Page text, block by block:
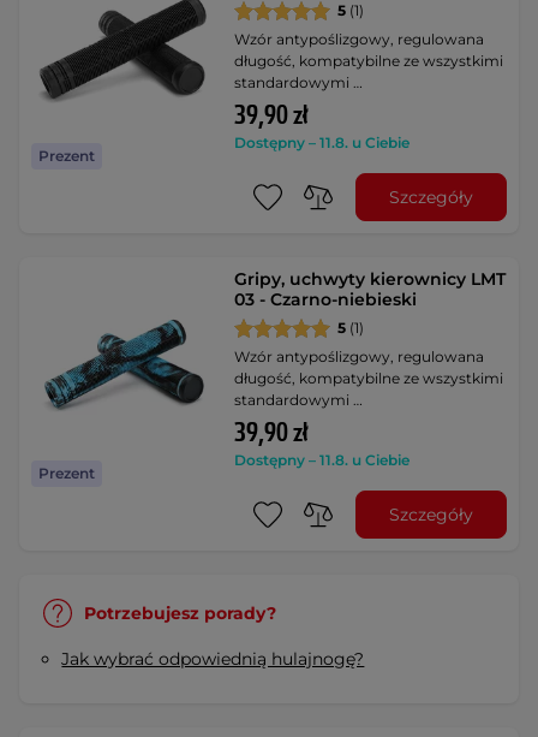
Prezent
5 (1)
Wzór antypoślizgowy, regulowana
długość, kompatybilne ze wszystkimi
standardowymi …
39,90 zł
Dostępny – 11.8. u Ciebie
Szczegóły
Prezent
Gripy, uchwyty kierownicy LMT
03 - Czarno-niebieski
5 (1)
Wzór antypoślizgowy, regulowana
długość, kompatybilne ze wszystkimi
standardowymi …
39,90 zł
Dostępny – 11.8. u Ciebie
Szczegóły
Potrzebujesz porady?
Jak wybrać odpowiednią hulajnogę?